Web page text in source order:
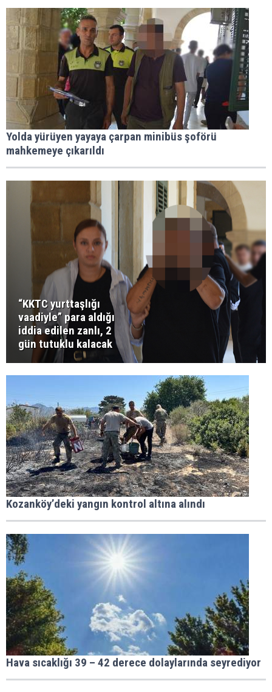
Yolda yürüyen yayaya çarpan minibüs şoförü
mahkemeye çıkarıldı
“KKTC yurttaşlığı
vaadiyle” para aldığı
iddia edilen zanlı, 2
gün tutuklu kalacak
Kozanköy’deki yangın kontrol altına alındı
Hava sıcaklığı 39 – 42 derece dolaylarında seyrediyor